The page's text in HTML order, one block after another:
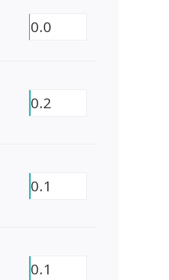
0.0
0.2
0.1
0.1